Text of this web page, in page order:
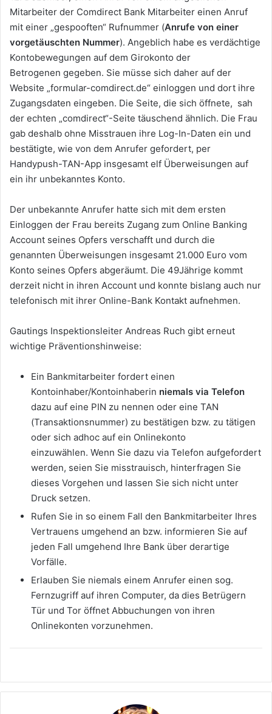
Mitarbeiter der Comdirect Bank Mitarbeiter einen Anruf
mit einer „gespooften“ Rufnummer (Anrufe von einer
vorgetäuschten Nummer). Angeblich habe es verdächtige
Kontobewegungen auf dem Girokonto der
Betrogenen gegeben. Sie müsse sich daher auf der
Website „formular-comdirect.de“ einloggen und dort ihre
Zugangsdaten eingeben. Die Seite, die sich öffnete, sah
der echten „comdirect“-Seite täuschend ähnlich. Die Frau
gab deshalb ohne Misstrauen ihre Log-In-Daten ein und
bestätigte, wie von dem Anrufer gefordert, per
Handypush-TAN-App insgesamt elf Überweisungen auf
ein ihr unbekanntes Konto.
Der unbekannte Anrufer hatte sich mit dem ersten
Einloggen der Frau bereits Zugang zum Online Banking
Account seines Opfers verschafft und durch die
genannten Überweisungen insgesamt 21.000 Euro vom
Konto seines Opfers abgeräumt. Die 49Jährige kommt
derzeit nicht in ihren Account und konnte bislang auch nur
telefonisch mit ihrer Online-Bank Kontakt aufnehmen.
Gautings Inspektionsleiter Andreas Ruch gibt erneut
wichtige Präventionshinweise:
Ein Bankmitarbeiter fordert einen
Kontoinhaber/Kontoinhaberin niemals via Telefon
dazu auf eine PIN zu nennen oder eine TAN
(Transaktionsnummer) zu bestätigen bzw. zu tätigen
oder sich adhoc auf ein Onlinekonto
einzuwählen. Wenn Sie dazu via Telefon aufgefordert
werden, seien Sie misstrauisch, hinterfragen Sie
dieses Vorgehen und lassen Sie sich nicht unter
Druck setzen.
Rufen Sie in so einem Fall den Bankmitarbeiter Ihres
Vertrauens umgehend an bzw. informieren Sie auf
jeden Fall umgehend Ihre Bank über derartige
Vorfälle.
Erlauben Sie niemals einem Anrufer einen sog.
Fernzugriff auf ihren Computer, da dies Betrügern
Tür und Tor öffnet Abbuchungen von ihren
Onlinekonten vorzunehmen.